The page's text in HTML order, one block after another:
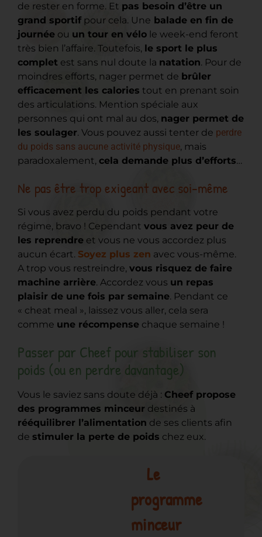
de rester en forme. Et pas besoin d’être un
grand sportif pour cela. Une balade en fin de
journée ou un tour en vélo le week-end feront
très bien l’affaire. Toutefois, le sport le plus
complet est sans nul doute la natation. Pour de
moindres efforts, nager permet de brûler
efficacement les calories tout en prenant soin
des articulations. Mention spéciale aux
personnes qui ont mal au dos, nager permet de
les soulager. Vous pouvez aussi tenter de perdre
du poids sans aucune activité physique, mais
paradoxalement, cela demande plus d’efforts…
Ne pas être trop exigeant avec soi-même
Si vous avez perdu du poids pendant votre
régime, bravo ! Cependant vous avez peur de
les reprendre et vous ne vous accordez plus
aucun écart. Soyez plus zen avec vous-même.
A trop vous restreindre, vous risquez de faire
machine arrière. Accordez vous un repas
plaisir de une fois par semaine. Pendant ce
« cheat meal », laissez vous aller, cela sera
comme une récompense chaque semaine !
Passer par Cheef pour stabiliser son
poids (ou en perdre davantage)
Vous le saviez sans doute déjà : Cheef propose
des programmes minceur destinés à
rééquilibrer l’alimentation de ses clients afin
de stimuler la perte de poids chez eux.
Le
programme
minceur